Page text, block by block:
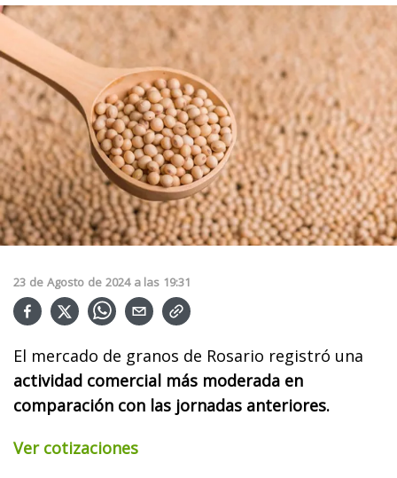
23 de Agosto de 2024 a las 19:31
El mercado de granos de Rosario registró una
actividad comercial más moderada en
comparación con las jornadas anteriores.
Ver cotizaciones